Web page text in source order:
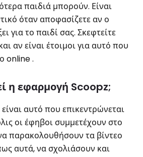
παιδιά μπορούν. Είναι
όταν αποφασίζετε αν ο
για το παιδί σας. Σκεφτείτε
αν είναι έτοιμοι για αυτό που
online .
η εφαρμογή Scoopz;
αυτό που επικεντρώνεται
οι έφηβοι συμμετέχουν στο
παρακολουθήσουν τα βίντεο
αυτά, να σχολιάσουν και